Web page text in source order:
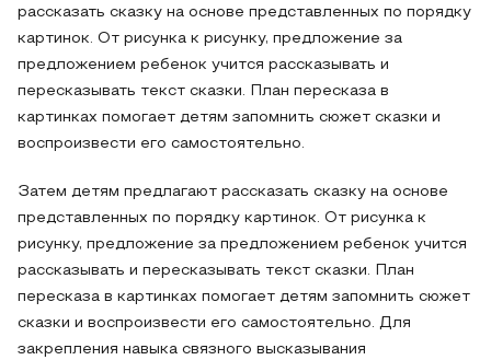
рассказать сказку на основе представленных по порядку
картинок. От рисунка к рисунку, предложение за
предложением ребенок учится рассказывать и
пересказывать текст сказки. План пересказа в
картинках помогает детям запомнить сюжет сказки и
воспроизвести его самостоятельно.
Затем детям предлагают рассказать сказку на основе
представленных по порядку картинок. От рисунка к
рисунку, предложение за предложением ребенок учится
рассказывать и пересказывать текст сказки. План
пересказа в картинках помогает детям запомнить сюжет
сказки и воспроизвести его самостоятельно. Для
закрепления навыка связного высказывания